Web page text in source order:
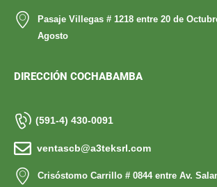
Pasaje Villegas # 1218 entre 20 de
Agosto
DIRECCIÓN COCHABAMBA
(591-4) 430-0091
ventascb@a3teksrl.com
Crisóstomo Carrillo # 0844 entre Av.